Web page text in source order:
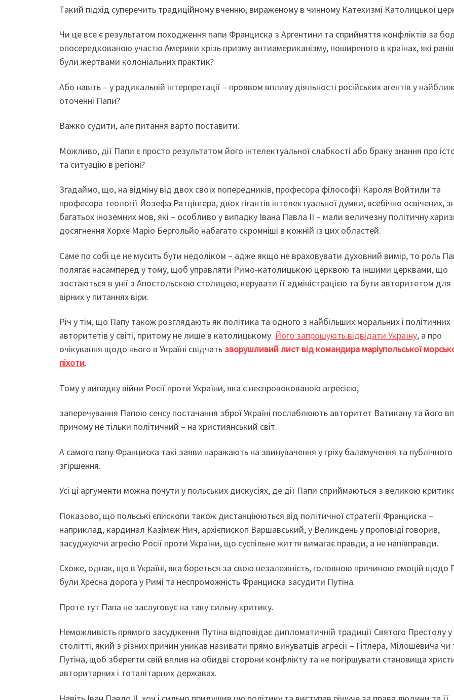
Такий підхід суперечить традиційному вченню, вираженому в чинному Катехизмі Католицької
Чи це все є результатом походження папи Франциска з Аргентини та сприйняття конфліктів за
опосередкованою участю Америки крізь призму антиамериканізму, поширеного в країнах, які
були жертвами колоніальних практик?
Або навіть – у радикальній інтерпретації – проявом впливу діяльності російських агентів у
оточенні Папи?
Важко судити, але питання варто поставити.
Можливо, дії Папи є просто результатом його інтелектуальної слабкості або браку знання про
та ситуацію в регіоні?
Згадаймо, що, на відміну від двох своїх попередників, професора філософії Кароля Войтили та
професора теології Йозефа Ратцінгера, двох гігантів інтелектуальної думки, всебічно освічених,
багатьох іноземних мов, які – особливо у випадку Івана Павла ІІ – мали величезну політичну
досягнення Хорхе Маріо Бергольйо набагато скромніші в кожній із цих областей.
Саме по собі це не мусить бути недоліком – адже якщо не враховувати духовний вимір, то роль
полягає насамперед у тому, щоб управляти Римо-католицькою церквою та іншими церквами, що
зостаються в унії з Апостольскою столицею, керувати її адміністрацією та бути авторитетом для
вірних у питаннях віри.
Річ у тім, що Папу також розглядають як політика та одного з найбільших моральних і політичних
авторитетів у світі, притому не лише в католицькому. Його запрошують відвідати Україну, а про
очікування щодо нього в Україні свідчать зворушливий лист від командира маріупольської
піхоти.
Тому у випадку війни Росії проти України, яка є неспровокованою агресією,
заперечування Папою сенсу постачання зброї Україні послаблюють авторитет Ватикану та його
причому не тільки політичний – на християнський світ.
А самого папу Франциска такі заяви наражають на звинувачення у гріху баламучення та публічного
згіршення.
Усі ці аргументи можна почути у польських дискусіях, де дії Папи сприймаються з великою
Показово, що польські єпископи також дистанціюються від політичної стратегії Франциска –
наприклад, кардинал Казімеж Нич, архієпископ Варшавський, у Великдень у проповіді говорив,
засуджуючи агресію Росії проти України, що суспільне життя вимагає правди, а не напівправди.
Схоже, однак, що в Україні, яка бореться за свою незалежність, головною причиною емоцій щодо
були Хресна дорога у Римі та неспроможність Франциска засудити Путіна.
Проте тут Папа не заслуговує на таку сильну критику.
Неможливість прямого засудження Путіна відповідає дипломатичній традиції Святого Престолу у
столітті, який з різних причин уникав називати прямо винуватців агресії – Гітлера, Мілошевича чи
Путіна, щоб зберегти свій вплив на обидві сторони конфлікту та не погіршувати становища
авторитарних і тоталітарних державах.